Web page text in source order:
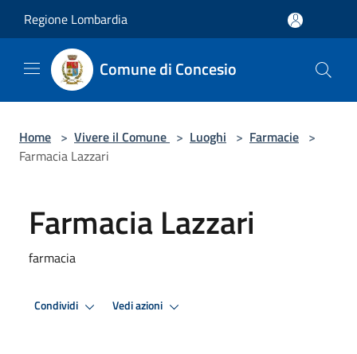
Regione Lombardia
Comune di Concesio
Home > Vivere il Comune > Luoghi > Farmacie >
Farmacia Lazzari
Farmacia Lazzari
farmacia
Condividi Vedi azioni